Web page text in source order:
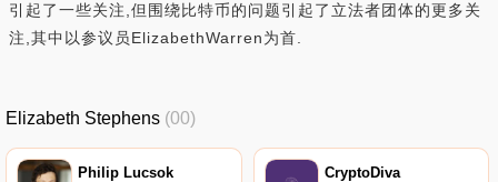
引起了一些关注,但围绕比特币的问题引起了立法者团体的更多关
注,其中以参议员ElizabethWarren为首.
Elizabeth Stephens (00)
Philip Lucsok CryptoDiva